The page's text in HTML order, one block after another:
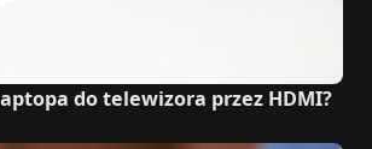
do telewizora przez HDMI?